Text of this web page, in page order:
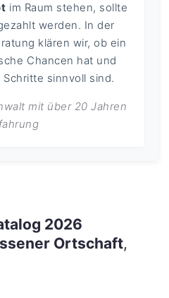
im Raum stehen, sollte
werden. In der
klären wir, ob ein
Chancen hat und
sinnvoll sind.
mit über 20 Jahren
2026
Ortschaft,